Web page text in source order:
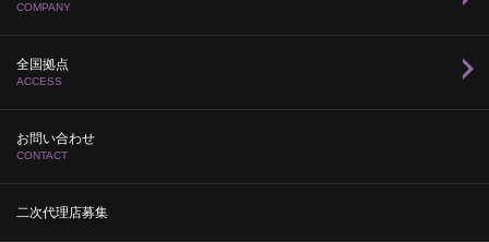
COMPANY
全国拠点
ACCESS
お問い合わせ
CONTACT
二次代理店募集